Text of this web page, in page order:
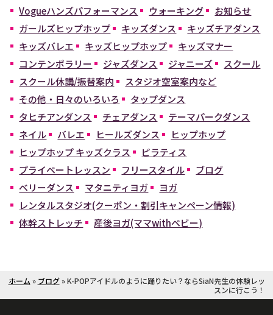
Vogueハンズパフォーマンス
ウォーキング
お知らせ
ガールズヒップホップ
キッズダンス
キッズチアダンス
キッズバレエ
キッズヒップホップ
キッズマナー
コンテンポラリー
ジャズダンス ジャニーズ
スクール
スクール休講/振替案内
スタジオ空室案内など
その他・日々のいろいろ
タップダンス
タヒチアンダンス
チェアダンス
テーマパークダンス
ネイル
バレエ ヒールズダンス
ヒップホップ
ヒップホップ キッズクラス
ピラティス
プライベートレッスン
フリースタイル
ブログ
ベリーダンス
マタニティヨガ
ヨガ
レンタルスタジオ(クーポン・割引キャンペーン情報)
体幹ストレッチ
産後ヨガ(ママwithベビー)
ホーム » ブログ»K-POPアイドルのように踊りたい？ならSiaN先生の体験レッ
スンに行こう！